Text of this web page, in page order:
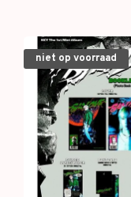
niet op voorraad